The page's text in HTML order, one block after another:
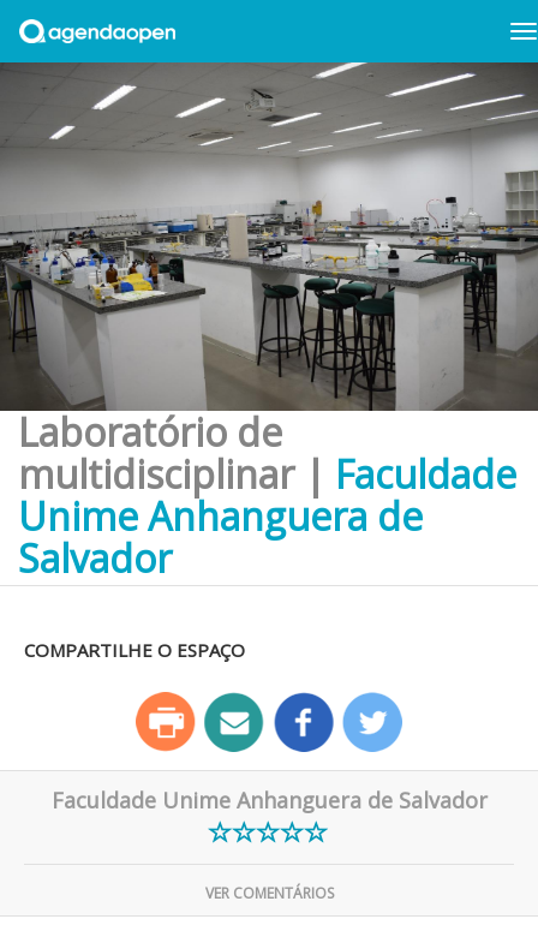
Laboratório de
multidisciplinar | Faculdade
Unime Anhanguera de
Salvador
COMPARTILHE O ESPAÇO
Faculdade Unime Anhanguera de Salvador
VER COMENTÁRIOS